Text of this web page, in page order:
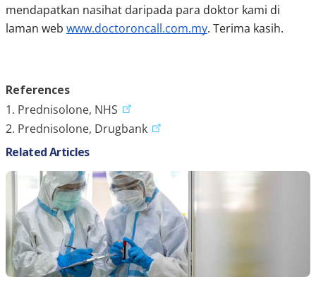
mendapatkan nasihat daripada para doktor kami di
laman web www.doctoroncall.com.my. Terima kasih.
References
1. Prednisolone, NHS
2. Prednisolone, Drugbank
Related Articles